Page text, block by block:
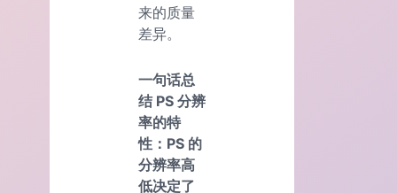
来的质量
差异。
一句话总
结 PS 分辨
率的特
性：PS 的
分辨率高
低决定了